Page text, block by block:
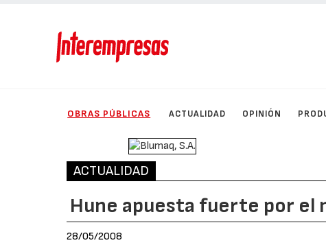
OBRAS PÚBLICAS ACTUALIDAD OPINIÓN
ACTUALIDAD
Hune apuesta fuerte por
28/05/2008